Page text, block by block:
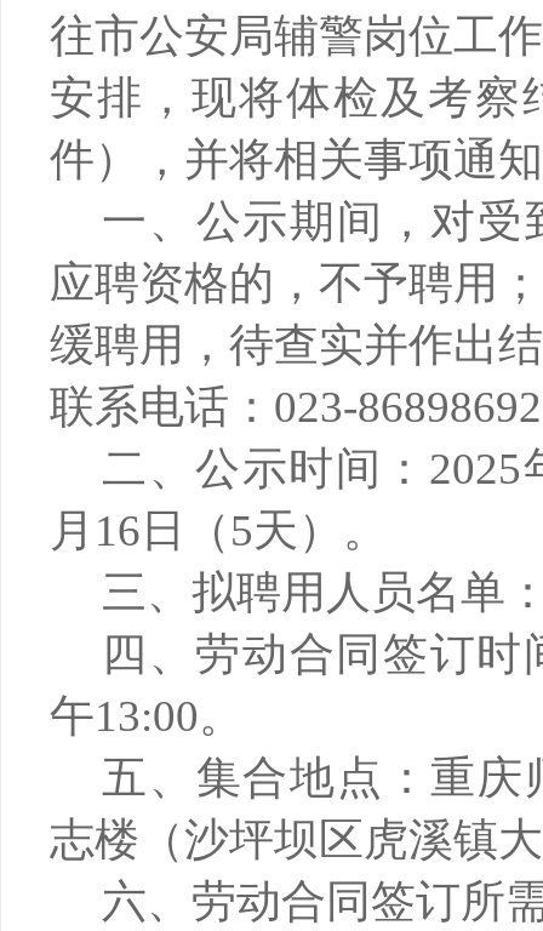
往市公安局辅警岗位工
安排，现将体检及考察
件），并将相关事项通
一、公示期间，对
应聘资格的，不予聘用
缓聘用，待查实并作出
联系电话： 023-
二、公示时间： 2025
月16日（5天）。
三、拟聘用人员名单
四、劳动合同签订时
午13:00。
五、集合地点：重
志楼（沙坪坝区虎溪镇
六、劳动合同签订所